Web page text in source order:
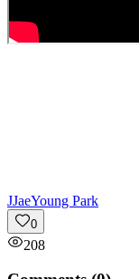
JJaeYoung Park
0
208